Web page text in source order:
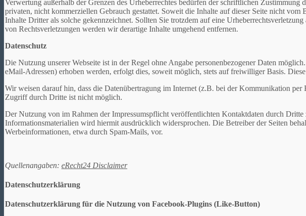
Verwertung außerhalb der Grenzen des Urheberrechtes bedürfen der schriftlichen
privaten, nicht kommerziellen Gebrauch gestattet. Soweit die Inhalte auf dieser Seite nicht
Inhalte Dritter als solche gekennzeichnet. Sollten Sie trotzdem auf eine
von Rechtsverletzungen werden wir derartige Inhalte umgehend entfernen.
Datenschutz
Die Nutzung unserer Webseite ist in der Regel ohne Angabe personenbezogener Daten
eMail-Adressen) erhoben werden, erfolgt dies, soweit möglich, stets auf freiwilliger Basis.
Wir weisen darauf hin, dass die Datenübertragung im Internet (z.B. bei der Kommunikation
Zugriff durch Dritte ist nicht möglich.
Der Nutzung von im Rahmen der Impressumspflicht veröffentlichten Kontaktdaten durch
Informationsmaterialien wird hiermit ausdrücklich widersprochen. Die Betreiber der Seiten
Werbeinformationen, etwa durch Spam-Mails, vor.
Quellenangaben: eRecht24 Disclaimer
Datenschutzerklärung
Datenschutzerklärung für die Nutzung von Facebook-Plugins (Like-Button)